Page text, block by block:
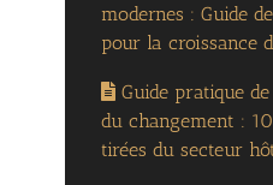
modernes : Guide
pour la croissance
Guide pratique
du changement :
tirées du secteur